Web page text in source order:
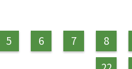
5 6 7 8